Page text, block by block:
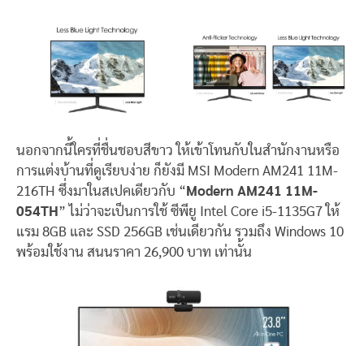
นอกจากนี้ใครที่ชื่นชอบสีขาว ให้เข้าโทนกับในสำนักงานหรือ
การแต่งบ้านที่ดูเรียบง่าย ก็ยังมี MSI Modern AM241 11M-
216TH ซึ่งมาในสเปคเดียวกับ “ Modern AM241 11M-
054TH ” ไม่ว่าจะเป็นการใช้ ซีพียู Intel Core i5-1135G7 ให้
แรม 8GB และ SSD 256GB เช่นเดียวกัน รวมถึง Windows 10
พร้อมใช้งาน สนนราคา 26,900 บาท เท่านั้น